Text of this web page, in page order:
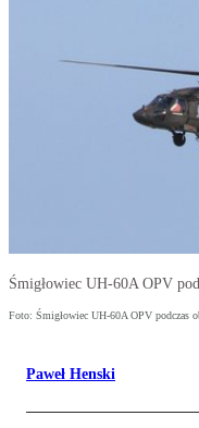
Śmigłowiec UH-60A OPV
Foto: Śmigłowiec UH-60A OPV podczas
Paweł Henski